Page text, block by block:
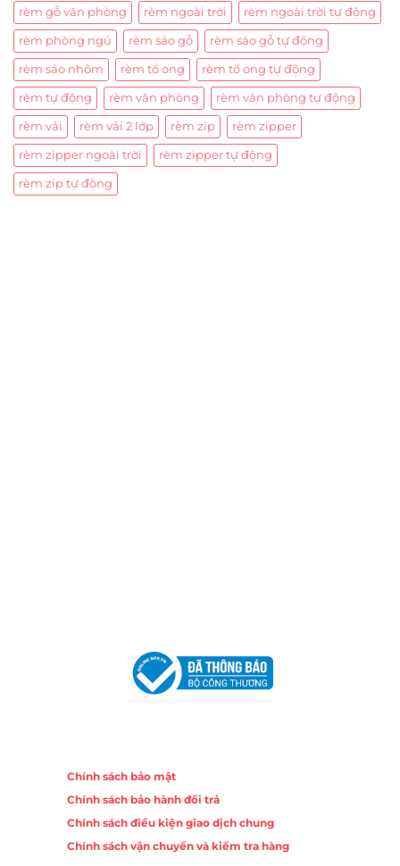
rèm gỗ văn phòng rèm ngoài trời rèm ngoài trời tự động
rèm phòng ngủ rèm sáo gỗ rèm sáo gỗ tự động
rèm sáo nhôm rèm tổ ong rèm tổ ong tự động
rèm tự động rèm văn phòng rèm văn phòng tự động
rèm vải rèm vải 2 lớp rèm zip rèm zipper
rèm zipper ngoài trời rèm zipper tự động
rèm zip tự động
Chính sách bảo mật
Chính sách bảo hành đổi trả
Chính sách điều kiện giao dịch chung
Chính sách vận chuyển và kiểm tra hàng